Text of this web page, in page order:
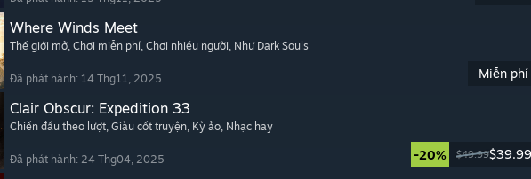
Where Winds Meet
Thế giới mở, Chơi miễn phí, Chơi nhiều người, Như Dark Souls
Đã phát hành: 14 Thg11, 2025 Miễn phí
Clair Obscur: Expedition 33
Chiến đấu theo lượt, Giàu cốt truyện, Kỳ ảo, Nhạc hay
Đã phát hành: 24 Thg04, 2025 -20% $49.99$39.99